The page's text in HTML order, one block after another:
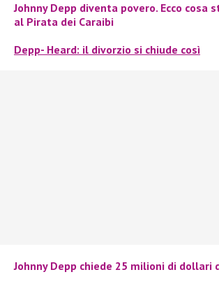
Johnny Depp diventa povero. Ecco cosa
al Pirata dei Caraibi
Depp- Heard: il divorzio si chiude così
Johnny Depp chiede 25 milioni di dollari